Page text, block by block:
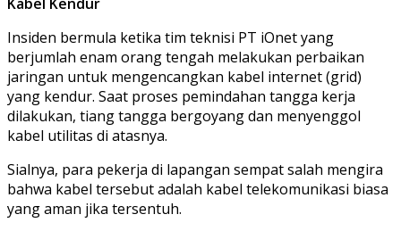
​Insiden bermula ketika tim teknisi PT iOnet yang
berjumlah enam orang tengah melakukan perbaikan
jaringan untuk mengencangkan kabel internet (grid)
yang kendur. Saat proses pemindahan tangga kerja
dilakukan, tiang tangga bergoyang dan menyenggol
kabel utilitas di atasnya.
​Sialnya, para pekerja di lapangan sempat salah mengira
bahwa kabel tersebut adalah kabel telekomunikasi biasa
yang aman jika tersentuh.